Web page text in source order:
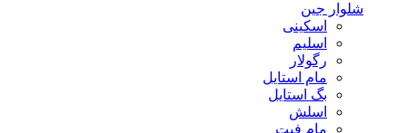
شلوار جین
اسکینی
اسلیم
رگولار
مام استایل
بگ استایل
اسلش
مام فیت